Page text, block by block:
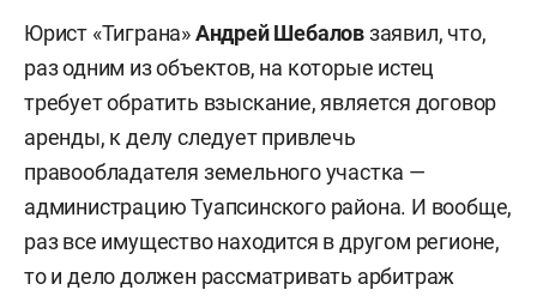
Юрист «Тиграна»Андрей Шебаловзаявил, что,
раз одним из объектов, на которые истец
требует обратить взыскание, является договор
аренды, к делу следует привлечь
правообладателя земельного участка —
администрацию Туапсинского района. И вообще,
раз все имущество находится в другом регионе,
то и дело должен рассматривать арбитраж